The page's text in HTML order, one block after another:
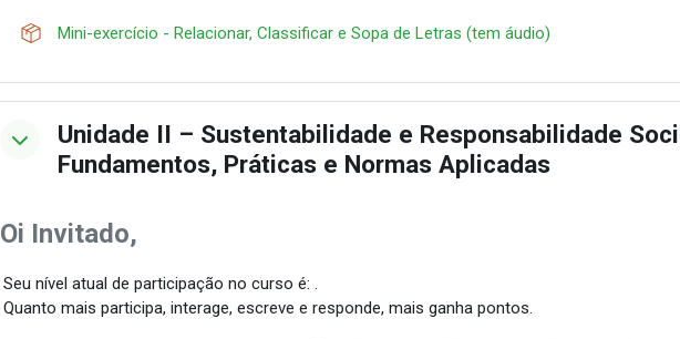
Mini-exercício - Relacionar, Classificar e Sopa de Letras (tem áudio)
Unidade II – Sustentabilidade e Responsabilidade
Fundamentos, Práticas e Normas Aplicadas
Oi Invitado,
Seu nível atual de participação no curso é: .
Quanto mais participa, interage, escreve e responde, mais ganha pontos.